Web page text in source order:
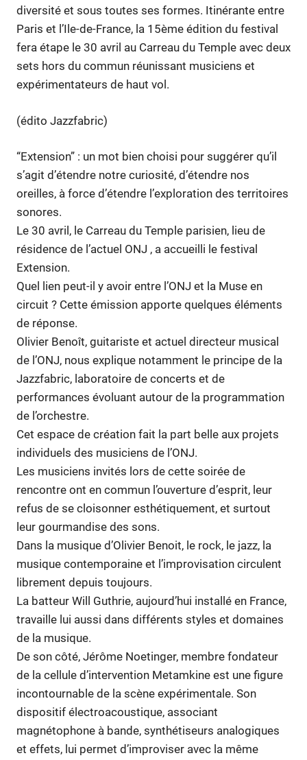
diversité et sous toutes ses formes. Itinérante entre
Paris et l’Ile-de-France, la 15ème édition du festival
fera étape le 30 avril au Carreau du Temple avec deux
sets hors du commun réunissant musiciens et
expérimentateurs de haut vol.
(édito Jazzfabric)
“Extension” : un mot bien choisi pour suggérer qu’il
s’agit d’étendre notre curiosité, d’étendre nos
oreilles, à force d’étendre l’exploration des territoires
sonores.
Le 30 avril, le Carreau du Temple parisien, lieu de
résidence de l’actuel ONJ , a accueilli le festival
Extension.
Quel lien peut-il y avoir entre l’ONJ et la Muse en
circuit ? Cette émission apporte quelques éléments
de réponse.
Olivier Benoît, guitariste et actuel directeur musical
de l’ONJ, nous explique notamment le principe de la
Jazzfabric, laboratoire de concerts et de
performances évoluant autour de la programmation
de l’orchestre.
Cet espace de création fait la part belle aux projets
individuels des musiciens de l’ONJ.
Les musiciens invités lors de cette soirée de
rencontre ont en commun l’ouverture d’esprit, leur
refus de se cloisonner esthétiquement, et surtout
leur gourmandise des sons.
Dans la musique d’Olivier Benoit, le rock, le jazz, la
musique contemporaine et l’improvisation circulent
librement depuis toujours.
La batteur Will Guthrie, aujourd’hui installé en France,
travaille lui aussi dans différents styles et domaines
de la musique.
De son côté, Jérôme Noetinger, membre fondateur
de la cellule d’intervention Metamkine est une figure
incontournable de la scène expérimentale. Son
dispositif électroacoustique, associant
magnétophone à bande, synthétiseurs analogiques
et effets, lui permet d’improviser avec la même